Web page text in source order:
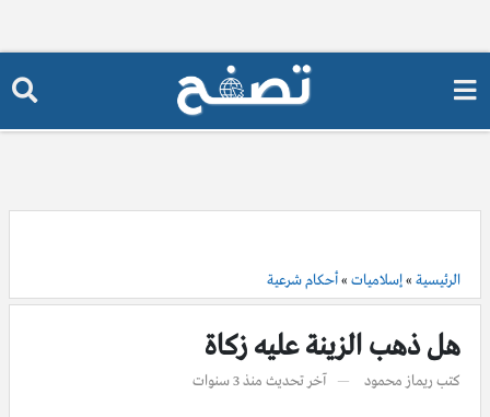
الرئيسية »إسلاميات »أحكام شرعية
هل ذهب الزينة عليه زكاة
كتب ريماز محمود آخر تحديث منذ 3 سنوات